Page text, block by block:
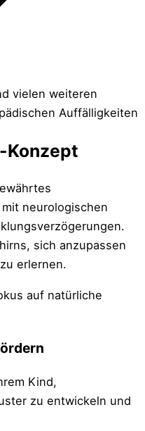
vielen weiteren
Auffälligkeiten
Konzept
neurologischen
sich anzupassen
erlernen.
Kind,
zu entwickeln und